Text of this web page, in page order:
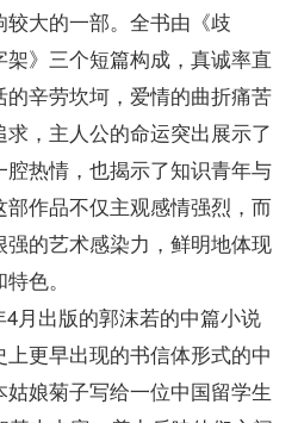
大的一部。全书由《歧
》三个短篇构成，真诚率直
辛劳坎坷，爱情的曲折痛苦
，主人公的命运突出展示了
热情，也揭示了知识青年与
作品不仅主观感情强烈，而
的艺术感染力，鲜明地体现
色。
出版的郭沫若的中篇小说
上更早出现的书信体形式的中
娘菊子写给一位中国留学生